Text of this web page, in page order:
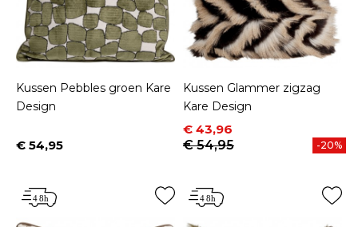
Kussen Pebbles groen Kare
Design
Prijs
€ 54,95
Kussen Glammer zigzag
Kare Design
Prijs
€ 43,96
Normale prijs
€ 54,95
-20%